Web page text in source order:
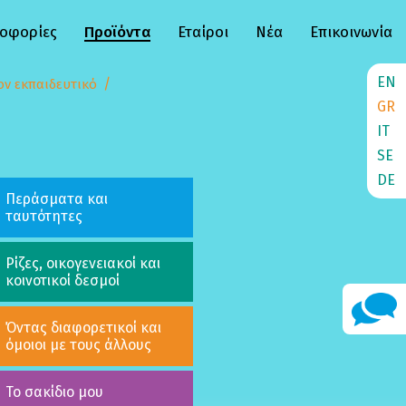
Προϊόντα Εταίροι Νέα Επικοινωνία
EN
GR
IT
SE
DE
εκπαιδευτικό
Περάσματα και
ταυτότητες
Ρίζες, οικογενειακοί και
κοινοτικοί δεσμοί
Όντας διαφορετικοί και
όμοιοι με τους άλλους
Το σακίδιο μου